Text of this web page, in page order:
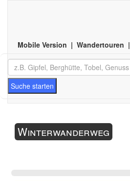
Mobile Version | Wandertouren |
Suche starten
Winterwanderweg